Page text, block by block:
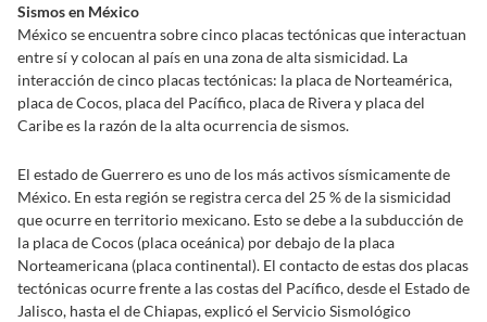
Sismos en México
México se encuentra sobre cinco placas tectónicas que interactuan
entre sí y colocan al país en una zona de alta sismicidad. La
interacción de cinco placas tectónicas: la placa de Norteamérica,
placa de Cocos, placa del Pacífico, placa de Rivera y placa del
Caribe es la razón de la alta ocurrencia de sismos.
El estado de Guerrero es uno de los más activos sísmicamente de
México. En esta región se registra cerca del 25 % de la sismicidad
que ocurre en territorio mexicano. Esto se debe a la subducción de
la placa de Cocos (placa oceánica) por debajo de la placa
Norteamericana (placa continental). El contacto de estas dos placas
tectónicas ocurre frente a las costas del Pacífico, desde el Estado de
Jalisco, hasta el de Chiapas, explicó el Servicio Sismológico